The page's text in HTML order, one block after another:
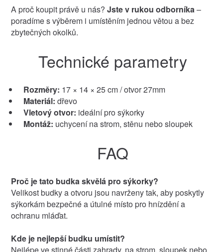
A proč koupit právě u nás? Jste v rukou odborníka–
poradíme s výběrem i umístěním jednou větou a bez
zbytečných okolků.
Technické parametry
Rozměry: 17 × 14 × 25 cm / otvor 27mm
Materiál: dřevo
Vletový otvor: ideální pro sýkorky
Montáž: uchycení na strom, stěnu nebo sloupek
FAQ
Proč je tato budka skvělá pro sýkorky?
Velikost budky a otvoru jsou navrženy tak, aby poskytly
sýkorkám bezpečné a útulné místo pro hnízdění a
ochranu mláďat.
Kde je nejlepší budku umístit?
Nejlépe ve stinné části zahrady, na strom, sloupek nebo